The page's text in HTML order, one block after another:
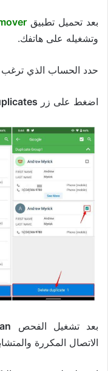
بعد تحميل تطبيق
وتشغيله على هاتفك.
حدد الحساب الذي
اضغط على زر
بعد تشغيل الفحص
الاتصال المكررة